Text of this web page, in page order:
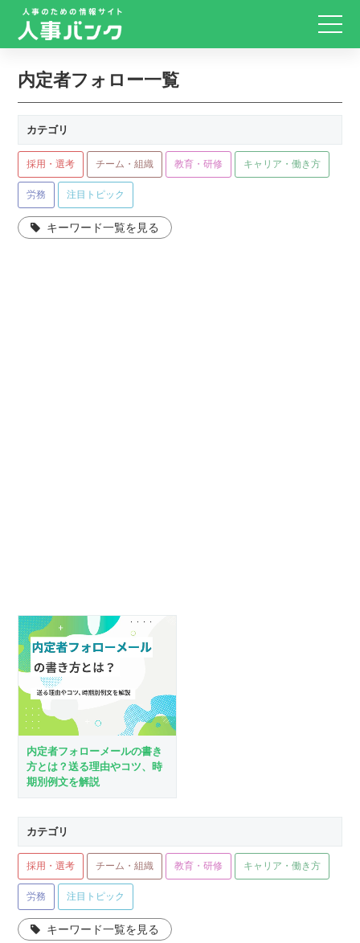
内定者フォロー一覧
カテゴリ
採用・選考 チーム・組織 教育・研修 キャリア・働き方
労務 注目トピック
キーワード一覧を見る
内定者フォローメールの書き
方とは？送る理由やコツ、時
期別例文を解説
カテゴリ
採用・選考 チーム・組織 教育・研修 キャリア・働き方
労務 注目トピック
キーワード一覧を見る